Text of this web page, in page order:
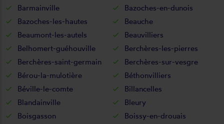
Barmainville
Bazoches-en-dunois
Bazoches-les-hautes
Beauche
Beaumont-les-autels
Beauvilliers
Belhomert-guéhouville
Berchères-les-pierres
Berchères-saint-germain
Berchères-sur-vesgre
Bérou-la-mulotière
Béthonvilliers
Béville-le-comte
Billancelles
Blandainville
Bleury
Boisgasson
Boissy-en-drouais